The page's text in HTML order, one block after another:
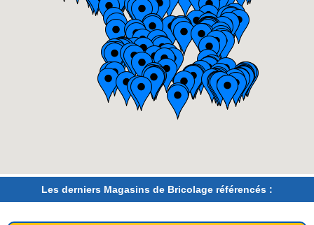
Les derniers Magasins de Bricolage référencés :